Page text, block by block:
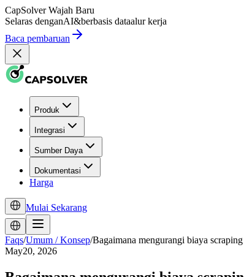
CapSolver Wajah Baru
Selaras denganAI&berbasis dataalur kerja
Baca pembaruan
Produk
Integrasi
Sumber Daya
Dokumentasi
Harga
Mulai Sekarang
Faqs/Umum / Konsep/Bagaimana mengurangi biaya
May20, 2026